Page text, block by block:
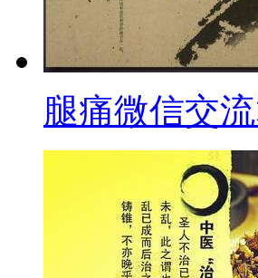
腿痛微信交